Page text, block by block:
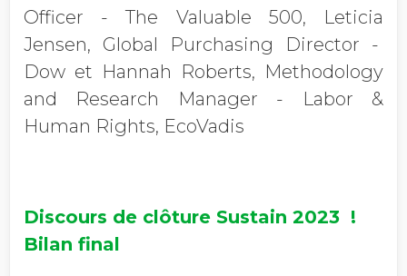
Officer - The Valuable 500, Leticia
Jensen, Global Purchasing Director -
Dow et Hannah Roberts, Methodology
and Research Manager - Labor &
Human Rights, EcoVadis
Discours de clôture Sustain 2023 !
Bilan final